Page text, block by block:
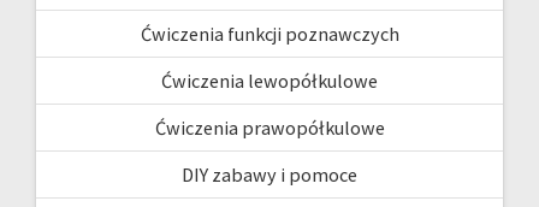
Ćwiczenia funkcji poznawczych
Ćwiczenia lewopółkulowe
Ćwiczenia prawopółkulowe
DIY zabawy i pomoce